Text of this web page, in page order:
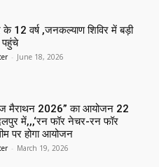
12 वर्ष ,जनकल्याण शिविर में बड़ी
पहुंचे
- June 18, 2026
मैराथन 2026” का आयोजन 22
में,,,‘रन फॉर नेचर-रन फॉर
पर होगा आयोजन
- March 19, 2026